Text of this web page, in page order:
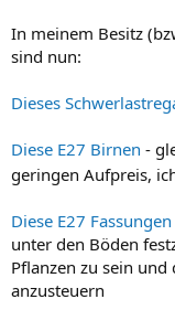
In meinem Besitz
sind nun:
Dieses
Diese E27 Birnen -
geringen Aufpreis,
Diese E27 Fassungen
unter den Böden
Pflanzen zu sein
anzusteuern